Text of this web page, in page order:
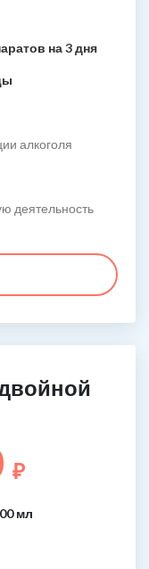
на 3 дня
алкоголя
деятельность
₽
мл